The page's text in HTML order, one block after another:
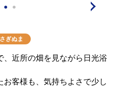
ぎぬま
、近所の畑を見ながら日光浴
お客様も、気持ちよさで少し